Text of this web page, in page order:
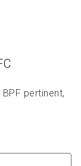
pertinent,